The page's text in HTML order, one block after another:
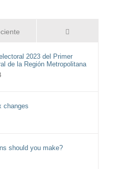
2023 del Primer
de la Región Metropolitana
changes
should you make?